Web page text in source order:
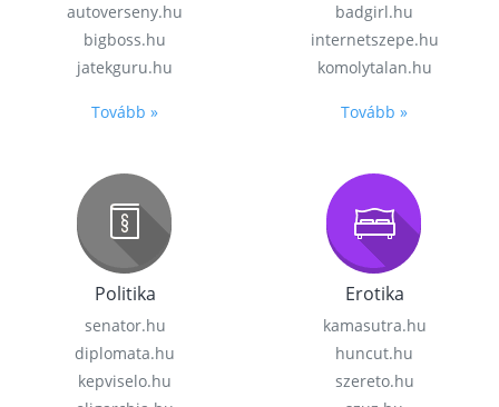
autoverseny.hu
bigboss.hu
jatekguru.hu
Tovább »
badgirl.hu
internetszepe.hu
komolytalan.hu
Tovább »
Politika
senator.hu
diplomata.hu
kepviselo.hu
Erotika
kamasutra.hu
huncut.hu
szereto.hu